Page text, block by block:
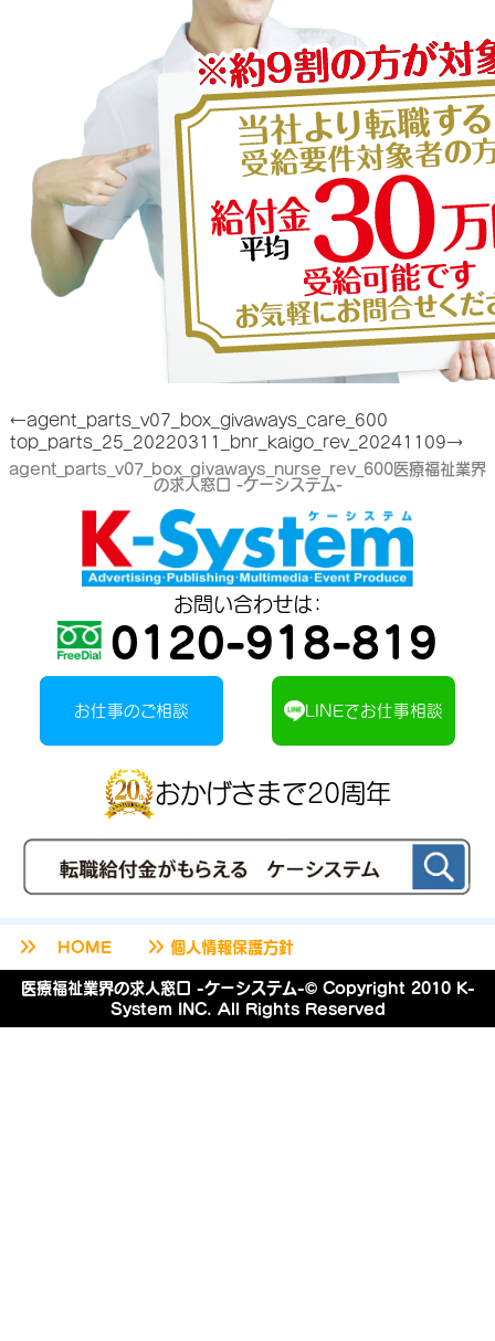
←agent_parts_v07_box_givaways_care_600
top_parts_25_20220311_bnr_kaigo_rev_20241109→
agent_parts_v07_box_givaways_nurse_rev_600医療福祉業界
の求人窓口 -ケーシステム-
お問い合わせは：
0120-918-819
お仕事のご相談 LINEでお仕事相談
おかげさまで20周年
keyboard_double_arrow_right HOME keyboard_double_arrow_right個人情報保護方針
医療福祉業界の求人窓口 -ケーシステム-© Copyright 2010 K-
System INC. All Rights Reserved